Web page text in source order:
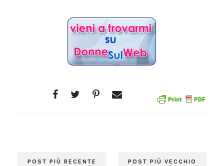
POST PIÙ RECENTE POST PIÙ VECCHIO